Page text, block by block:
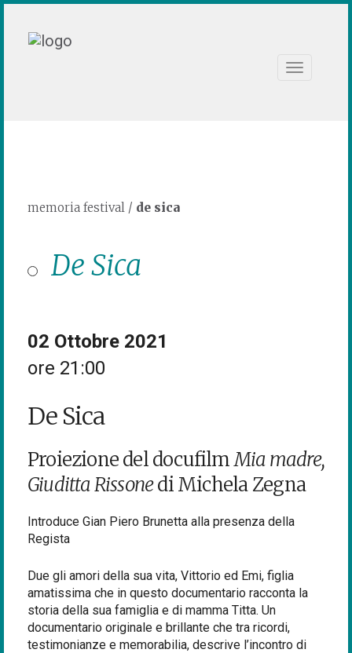
Toggle
memoria festival / de sica
De Sica
02 Ottobre 2021
ore 21:00
De Sica
Proiezione del docufilmMia madre,
Giuditta Rissonedi Michela Zegna
Introduce Gian Piero Brunetta alla presenza della
Regista
Due gli amori della sua vita, Vittorio ed Emi, figlia
amatissima che in questo documentario racconta la
storia della sua famiglia e di mamma Titta. Un
documentario originale e brillante che tra ricordi,
testimonianze e memorabilia, descrive l’incontro di